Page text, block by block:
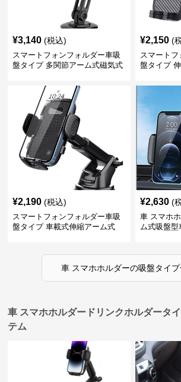
¥3,140 (税込)
スマートフォンフォルダー車吸
盤タイプ 多関節アーム式磁気式
¥2,150 (
スマートフ
盤タイプ
¥2,190 (税込)
スマートフォンフォルダー車吸
盤タイプ 車載式伸縮アーム式
¥2,630 (
車 スマホ
ム式吸盤型
車 スマホホルダーの吸盤タイプ
車 スマホホルダードリンクホルダータ
テム